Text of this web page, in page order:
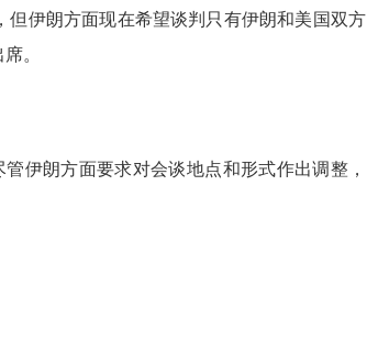
伊朗方面现在希望谈判只有伊朗和美国双方
。
朗方面要求对会谈地点和形式作出调整，